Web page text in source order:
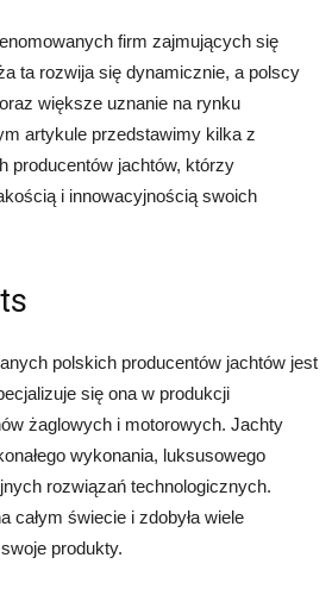
firm zajmujących się
ta rozwija się dynamicznie, a polscy
większe uznanie na rynku
artykule przedstawimy kilka z
producentów jachtów, którzy
i innowacyjnością swoich
polskich producentów jachtów jest
się ona w produkcji
żaglowych i motorowych. Jachty
wykonania, luksusowego
rozwiązań technologicznych.
całym świecie i zdobyła wiele
produkty.